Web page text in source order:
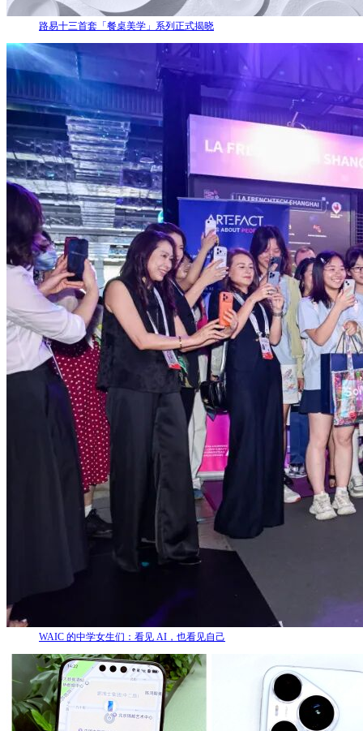
路易十三首套「餐桌美学」系列正式揭晓
WAIC 的中学女生们：看见 AI，也看见自己